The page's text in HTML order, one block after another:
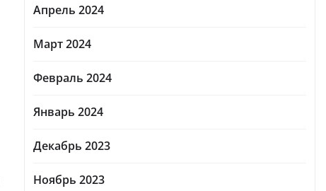
Апрель 2024
Март 2024
Февраль 2024
Январь 2024
Декабрь 2023
Ноябрь 2023